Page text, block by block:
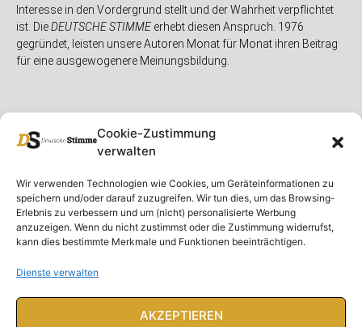
Cookie-Zustimmung
verwalten
Wir verwenden Technologien wie Cookies, um Geräteinformationen zu
speichern und/oder darauf zuzugreifen. Wir tun dies, um das Browsing-
Erlebnis zu verbessern und um (nicht) personalisierte Werbung
anzuzeigen. Wenn du nicht zustimmst oder die Zustimmung widerrufst,
kann dies bestimmte Merkmale und Funktionen beeinträchtigen.
Dienste verwalten
AKZEPTIEREN
Interesse in den Vordergrund stellt und der Wahrheit verpflichtet
ist. DieDEUTSCHE STIMMEerhebt diesen Anspruch. 1976
gegründet, leisten unsere Autoren Monat für Monat ihren Beitrag
für eine ausgewogenere Meinungsbildung.
Unser Magazin
Spenden
Ausgaben
Abonnieren
Rubriken
Deutschland
Ausland
Feuilleton
Rechtliches
Rechtliche Hinweise
Impressum
Datenschutzerklärung